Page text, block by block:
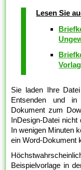
Lesen Sie
Sie laden Ihre
Entsenden und
Dokument zum
InDesign-Datei
In wenigen Minuten
ein Word-Dokument
Beispielvorlage in